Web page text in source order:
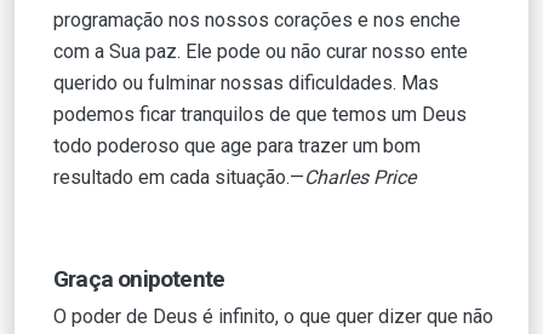
programação nos nossos corações e nos enche
com a Sua paz. Ele pode ou não curar nosso ente
querido ou fulminar nossas dificuldades. Mas
podemos ficar tranquilos de que temos um Deus
todo poderoso que age para trazer um bom
resultado em cada situação.—Charles Price
Graça onipotente
O poder de Deus é infinito, o que quer dizer que não